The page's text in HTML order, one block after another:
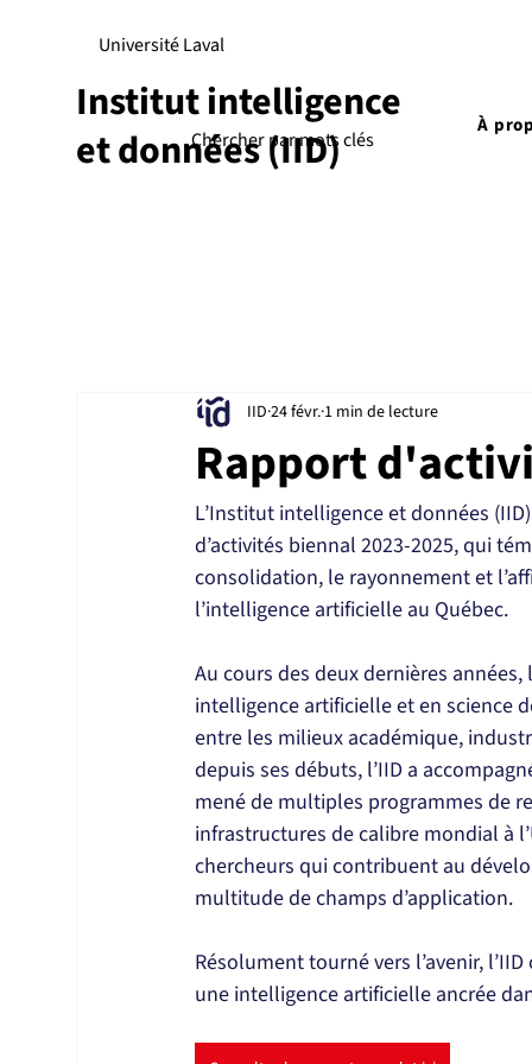
Institut intelligence
et données (IID)
À
Université Laval
Rapport
IID 24 févr. 1 min de lecture
L’Institut intelligence et données
d’activités biennal 2023-2025, qui
consolidation, le rayonnement et
l’intelligence artificielle au Québec.
Au cours des deux dernières années,
intelligence artificielle et en science
entre les milieux académique,
depuis ses débuts, l’IID a
mené de multiples programmes de
infrastructures de calibre mondial à
chercheurs qui contribuent au
multitude de champs d’application.
Résolument tourné vers l’avenir,
une intelligence artificielle ancrée